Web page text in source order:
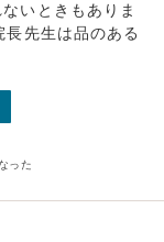
いときもありま
先生は品のある
った